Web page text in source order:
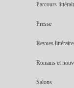
Parcours
Presse
Revues
Romans et
Salons